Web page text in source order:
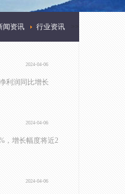
闻资讯 行业资讯
2024-04-06
利润同比增长
2024-04-06
，增长幅度将近2
2024-04-06